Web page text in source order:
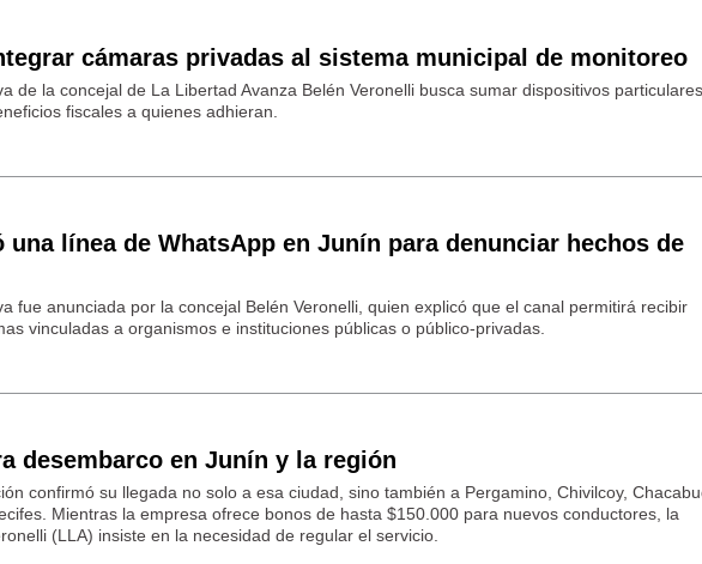
cámaras privadas al sistema municipal de monitoreo
de la concejal de La Libertad Avanza Belén Veronelli busca sumar dispositivos
fiscales a quienes adhieran.
una línea de WhatsApp en Junín para denunciar hechos de
fue anunciada por la concejal Belén Veronelli, quien explicó que el canal permitirá recibir
vinculadas a organismos e instituciones públicas o público-privadas.
desembarco en Junín y la región
confirmó su llegada no solo a esa ciudad, sino también a Pergamino, Chivilcoy,
Mientras la empresa ofrece bonos de hasta $150.000 para nuevos conductores, la
(LLA) insiste en la necesidad de regular el servicio.